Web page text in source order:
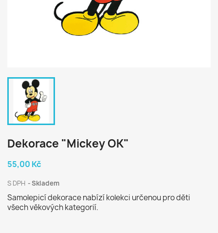
Dekorace "Mickey OK"
55,00 Kč
S DPH Skladem
Samolepicí dekorace nabízí kolekci určenou pro děti
všech věkových kategorií.